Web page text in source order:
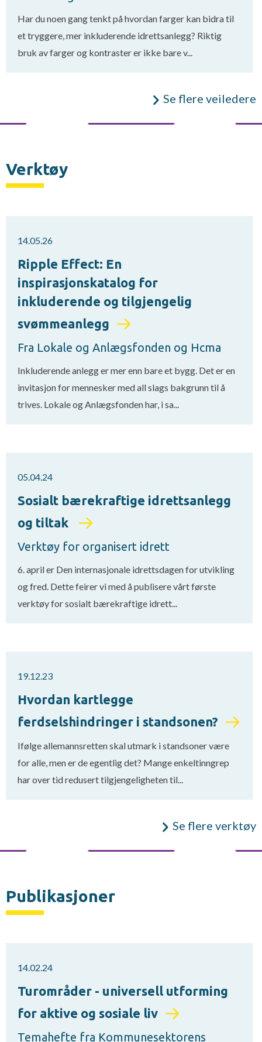
Har du noen gang tenkt på hvordan farger kan bidra til
et tryggere, mer inkluderende idrettsanlegg? Riktig
bruk av farger og kontraster er ikke bare v...
Se flere veiledere
Verktøy
14.05.26
Ripple Effect: En
inspirasjonskatalog for
inkluderende og tilgjengelig
svømmeanlegg
Fra Lokale og Anlægsfonden og Hcma
Inkluderende anlegg er mer enn bare et bygg. Det er en
invitasjon for mennesker med all slags bakgrunn til å
trives. Lokale og Anlægsfonden har, i sa...
05.04.24
Sosialt bærekraftige idrettsanlegg
og tiltak
Verktøy for organisert idrett
6. april er Den internasjonale idrettsdagen for utvikling
og fred. Dette feirer vi med å publisere vårt første
verktøy for sosialt bærekraftige idrett...
19.12.23
Hvordan kartlegge
ferdselshindringer i standsonen?
Ifølge allemannsretten skal utmark i standsoner være
for alle, men er de egentlig det? Mange enkeltinngrep
har over tid redusert tilgjengeligheten til...
Se flere verktøy
Publikasjoner
14.02.24
Turområder - universell utforming
for aktive og sosiale liv
Temahefte fra Kommunesektorens